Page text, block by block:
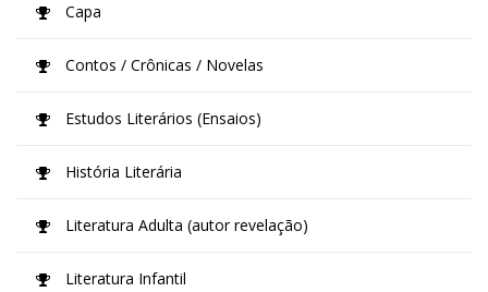
Capa
Contos / Crônicas / Novelas
Estudos Literários (Ensaios)
História Literária
Literatura Adulta (autor revelação)
Literatura Infantil